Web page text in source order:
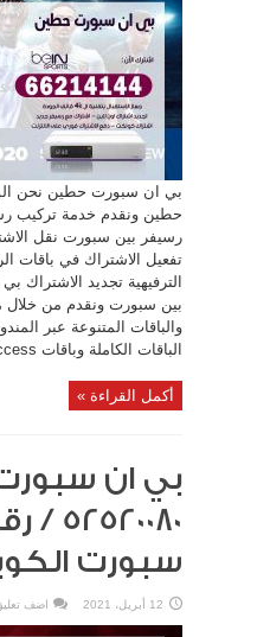
بي ان سبورت حطين نحن
حطين ونقدم خدمة تركيب
رسيفر بين سبورت نقل
تفعيل الاشتراك في باقات
الترفيهية تجديد
بين سبورت ونقدم من خلال
والباقات المتنوعة عبر
الباقات الكاملة وباقات access ...
أكمل القراءة »
بي ان
سبورت
12 أبريل، 2021 اضف تعليق